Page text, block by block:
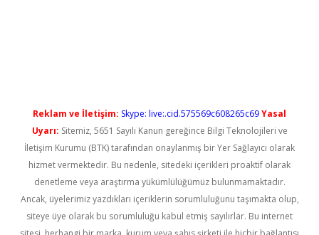
Reklam ve İletişim: Skype: live:.cid.575569c608265c69Yasal
Uyarı: Sitemiz, 5651 Sayılı Kanun gereğince Bilgi Teknolojileri ve
İletişim Kurumu (BTK) tarafından onaylanmış bir Yer Sağlayıcı olarak
hizmet vermektedir. Bu nedenle, sitedeki içerikleri proaktif olarak
denetleme veya araştırma yükümlülüğümüz bulunmamaktadır.
Ancak, üyelerimiz yazdıkları içeriklerin sorumluluğunu taşımakta olup,
siteye üye olarak bu sorumluluğu kabul etmiş sayılırlar. Bu internet